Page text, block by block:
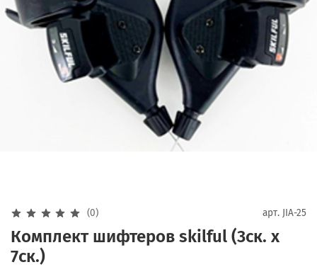
(0) арт. JIA-25
Комплект шифтеров skilful (3ск. х
7ск.)